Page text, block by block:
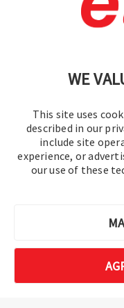
WE
This site uses
described in our
include site
experience, or
our use of these
Politique de
©2016-2026